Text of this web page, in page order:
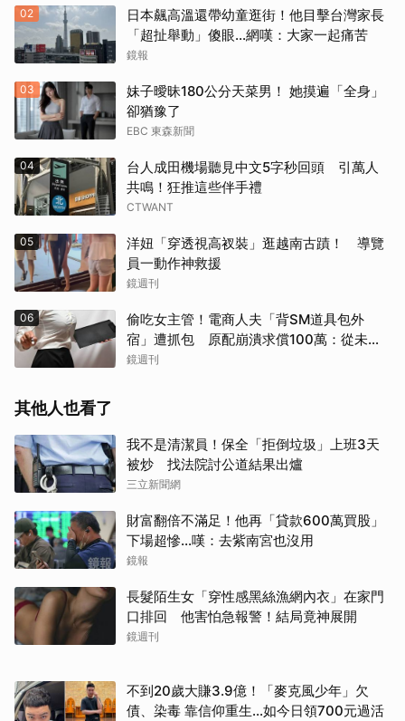
02
日本飆高溫還帶幼童逛街！他目擊台灣家長
「超扯舉動」傻眼...網嘆：大家一起痛苦
鏡報
03
妹子曖昧180公分天菜男！ 她摸遍「全身」
卻猶豫了
EBC 東森新聞
04
台人成田機場聽見中文5字秒回頭 引萬人
共鳴！狂推這些伴手禮
CTWANT
05
洋妞「穿透視高衩裝」逛越南古蹟！ 導覽
員一動作神救援
鏡週刊
06
偷吃女主管！電商人夫「背SM道具包外
宿」遭抓包 原配崩潰求償100萬：從未用
過此類
鏡週刊
其他人也看了
我不是清潔員！保全「拒倒垃圾」上班3天
被炒 找法院討公道結果出爐
三立新聞網
財富翻倍不滿足！他再「貸款600萬買股」
下場超慘...嘆：去紫南宮也沒用
鏡報
長髮陌生女「穿性感黑絲漁網內衣」在家門
口排回 他害怕急報警！結局竟神展開
鏡週刊
不到20歲大賺3.9億！「麥克風少年」欠
債、染毒 靠信仰重生...如今日領700元過活